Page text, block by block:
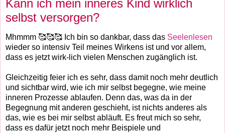
Kann ich mein inneres Kind wirklich
selbst versorgen?
Mhmmm 🥰🥰🥰 Ich bin so dankbar, dass das Seelenlesen
wieder so intensiv Teil meines Wirkens ist und vor allem,
dass es jetzt wirk-lich vielen Menschen zugänglich ist.
Gleichzeitig feier ich es sehr, dass damit noch mehr deutlich
und sichtbar wird, wie ich mir selbst begegne, wie meine
inneren Prozesse ablaufen. Denn das, was da in der
Begegnung mit anderen geschieht, ist nichts anderes als
das, wie es bei mir selbst abläuft. Es freut mich so sehr,
dass es dafür jetzt noch mehr Beispiele und